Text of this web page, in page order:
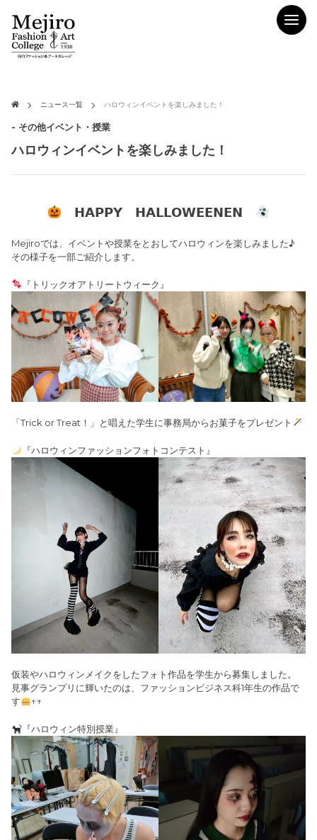
ニュース一覧 ハロウィンイベントを楽しみました！
- その他イベント・授業
ハロウィンイベントを楽しみました！
𝗛𝗔𝗣𝗣𝗬 𝗛𝗔𝗟𝗟𝗢𝗪𝗘𝗘𝗡𝗘𝗡
Mejiroでは、イベントや授業をとおしてハロウィンを楽しみました♪
その様子を一部ご紹介します。
『トリックオアトリートウィーク』
「Trick or Treat！」と唱えた学生に事務局からお菓子をプレゼント
『ハロウィンファッションフォトコンテスト』
仮装やハロウィンメイクをしたフォト作品を学生から募集しました。
見事グランプリに輝いたのは、ファッションビジネス科1年生の作品で
す
↑↑
『ハロウィン特別授業』